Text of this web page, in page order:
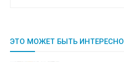
ЭТО МОЖЕТ БЫТЬ ИНТЕРЕСНО